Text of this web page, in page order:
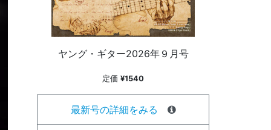
ヤング・ギター2026年９月号
定価 ¥1540
最新号の詳細をみる